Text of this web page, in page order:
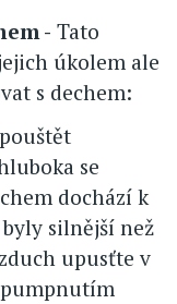
- Tato
úkolem ale
s dechem:
se
dochází k
silnější než
upusťte v